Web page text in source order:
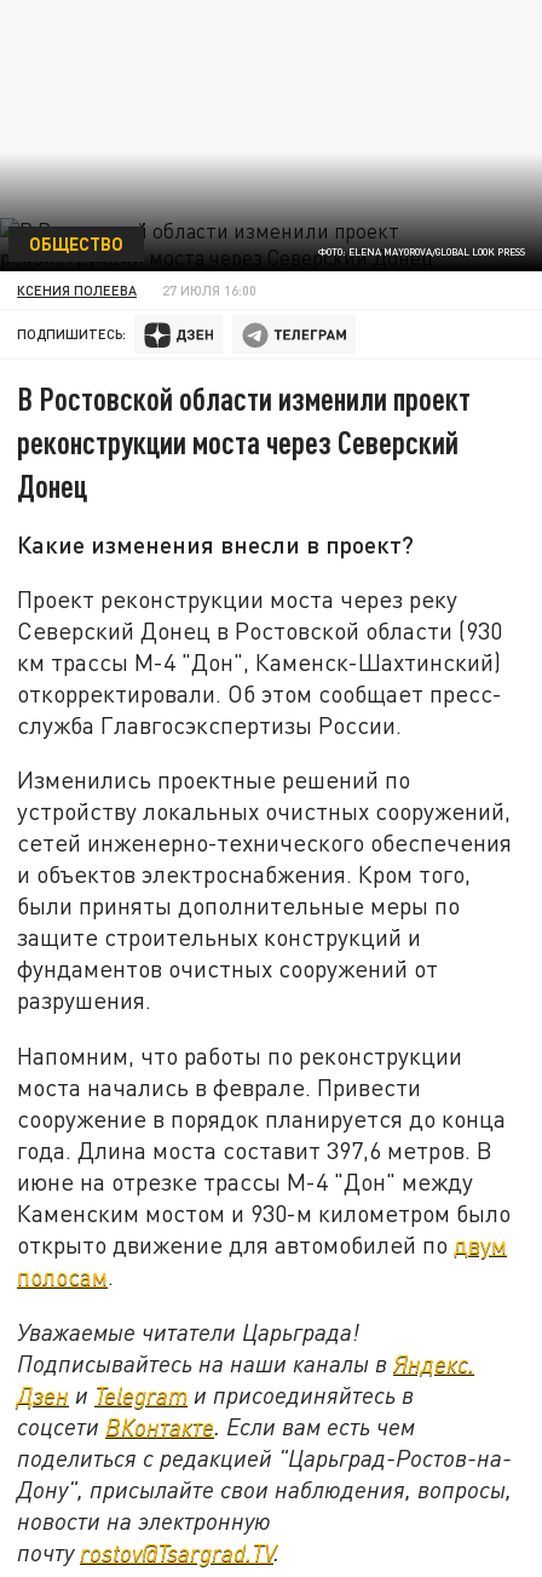
ФОТО: ELENA MAYOROVA/GLOBAL LOOK PRESS
ОБЩЕСТВО
КСЕНИЯ ПОЛЕЕВА 27 ИЮЛЯ 16:00
ПОДПИШИТЕСЬ:
В Ростовской области изменили проект
реконструкции моста через Северский
Донец
Какие изменения внесли в проект?
Проект реконструкции моста через реку
Северский Донец в Ростовской области (930
км трассы М-4 "Дон", Каменск-Шахтинский)
откорректировали. Об этом сообщает пресс-
служба Главгосэкспертизы России.
Изменились проектные решений по
устройству локальных очистных сооружений,
сетей инженерно-технического обеспечения
и объектов электроснабжения. Кром того,
были приняты дополнительные меры по
защите строительных конструкций и
фундаментов очистных сооружений от
разрушения.
Напомним, что работы по реконструкции
моста начались в феврале. Привести
сооружение в порядок планируется до конца
года. Длина моста составит 397,6 метров. В
июне на отрезке трассы М-4 "Дон" между
Каменским мостом и 930-м километром было
открыто движение для автомобилей по двум
полосам.
Уважаемые читатели Царьграда!
Подписывайтесь на наши каналы вЯндекс.
Дзен и Telegram и присоединяйтесь в
соцсети ВКонтакте. Если вам есть чем
поделиться с редакцией "Царьград-Ростов-на-
Дону", присылайте свои наблюдения, вопросы,
новости на электронную
почту rostov@Tsargrad.ТV.